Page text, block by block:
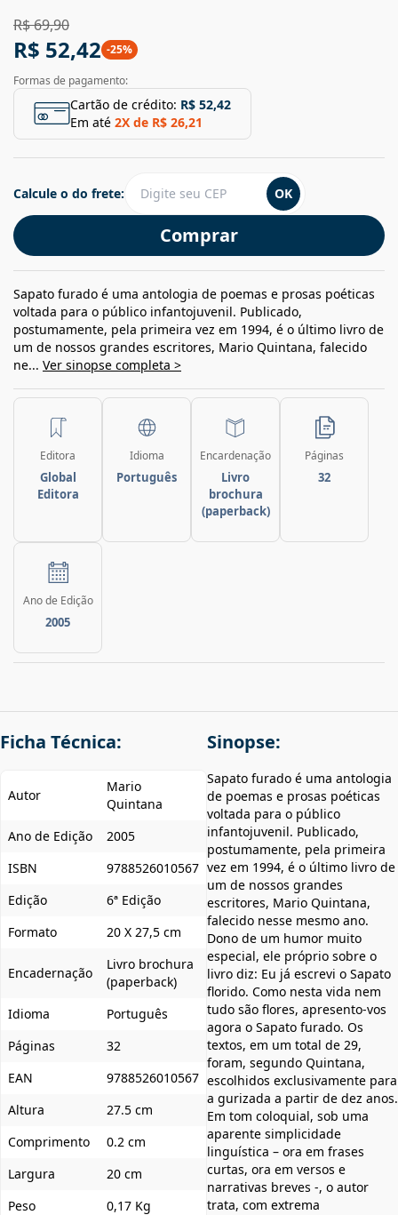
R$ 69,90
R$ 52,42 -25%
Formas de pagamento:
Cartão de crédito: R$ 52,42
Em até 2X de R$ 26,21
Comprar
Calcule o do frete: OK
Sapato furado é uma antologia de poemas e prosas poéticas
voltada para o público infantojuvenil. Publicado,
postumamente, pela primeira vez em 1994, é o último livro de
um de nossos grandes escritores, Mario Quintana, falecido
ne... Ver sinopse completa >
Editora
Global
Editora
Idioma
Português
Encardenação
Livro
brochura
(paperback)
Páginas
32
Ano de Edição
2005
Ficha Técnica:
Autor
Mario
Quintana
Ano de Edição
2005
ISBN
9788526010567
Edição
6ª Edição
Formato
20 X 27,5 cm
Encadernação
Livro brochura
(paperback)
Idioma
Português
Páginas
32
EAN
9788526010567
Altura
27.5 cm
Comprimento
0.2 cm
Largura
20 cm
Peso
0,17 Kg
Sinopse:
Sapato furado é uma antologia
de poemas e prosas poéticas
voltada para o público
infantojuvenil. Publicado,
postumamente, pela primeira
vez em 1994, é o último livro de
um de nossos grandes
escritores, Mario Quintana,
falecido nesse mesmo ano.
Dono de um humor muito
especial, ele próprio sobre o
livro diz: Eu já escrevi o Sapato
florido. Como nesta vida nem
tudo são flores, apresento-vos
agora o Sapato furado. Os
textos, em um total de 29,
foram, segundo Quintana,
escolhidos exclusivamente para
a gurizada a partir de dez anos.
Em tom coloquial, sob uma
aparente simplicidade
linguística – ora em frases
curtas, ora em versos e
narrativas breves -, o autor
trata, com extrema